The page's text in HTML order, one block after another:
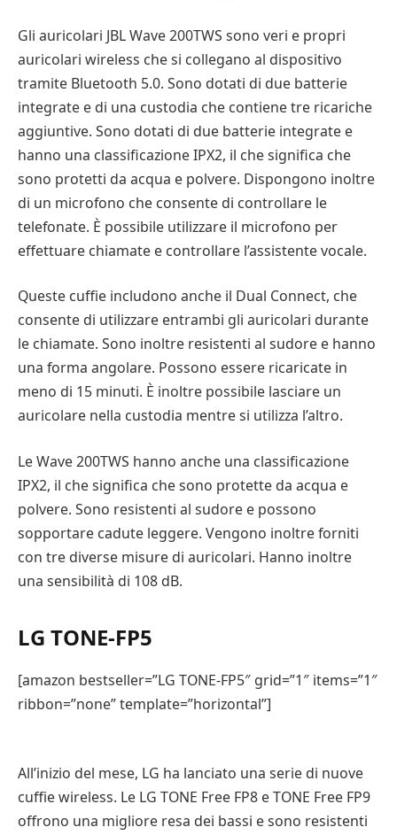
Gli auricolari JBL Wave 200TWS sono veri e propri
auricolari wireless che si collegano al dispositivo
tramite Bluetooth 5.0. Sono dotati di due batterie
integrate e di una custodia che contiene tre ricariche
aggiuntive. Sono dotati di due batterie integrate e
hanno una classificazione IPX2, il che significa che
sono protetti da acqua e polvere. Dispongono inoltre
di un microfono che consente di controllare le
telefonate. È possibile utilizzare il microfono per
effettuare chiamate e controllare l’assistente vocale.
Queste cuffie includono anche il Dual Connect, che
consente di utilizzare entrambi gli auricolari durante
le chiamate. Sono inoltre resistenti al sudore e hanno
una forma angolare. Possono essere ricaricate in
meno di 15 minuti. È inoltre possibile lasciare un
auricolare nella custodia mentre si utilizza l’altro.
Le Wave 200TWS hanno anche una classificazione
IPX2, il che significa che sono protette da acqua e
polvere. Sono resistenti al sudore e possono
sopportare cadute leggere. Vengono inoltre forniti
con tre diverse misure di auricolari. Hanno inoltre
una sensibilità di 108 dB.
LG TONE-FP5
[amazon bestseller=”LG TONE-FP5″ grid=”1″ items=”1″
ribbon=”none” template=”horizontal”]
All’inizio del mese, LG ha lanciato una serie di nuove
cuffie wireless. Le LG TONE Free FP8 e TONE Free FP9
offrono una migliore resa dei bassi e sono resistenti